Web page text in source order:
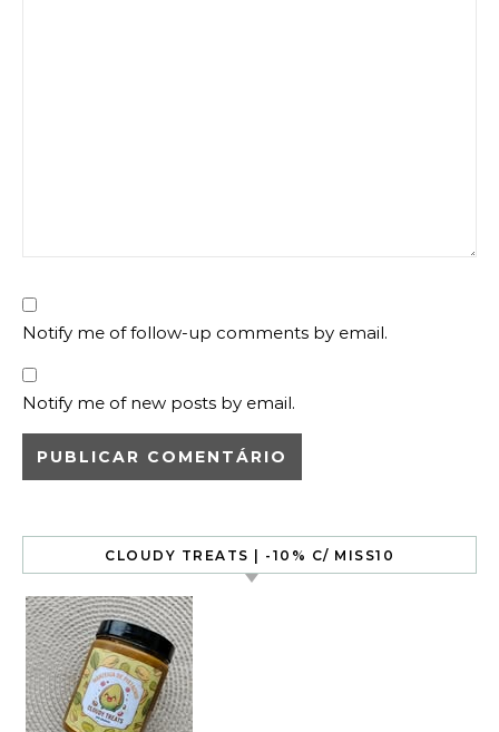
Notify me of follow-up comments by email.
Notify me of new posts by email.
CLOUDY TREATS | -10% C/ MISS10